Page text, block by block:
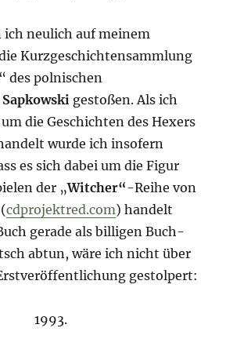
ich neulich auf meinem
Kurzgeschichtensammlung
des polnischen
gestoßen. Als ich
um die Geschichten des Hexers
wurde ich insofern
es sich dabei um die Figur
der „Witcher“-Reihe von
(cdprojektred.com) handelt
gerade als billigen Buch-
abtun, wäre ich nicht über
gestolpert:
1993.